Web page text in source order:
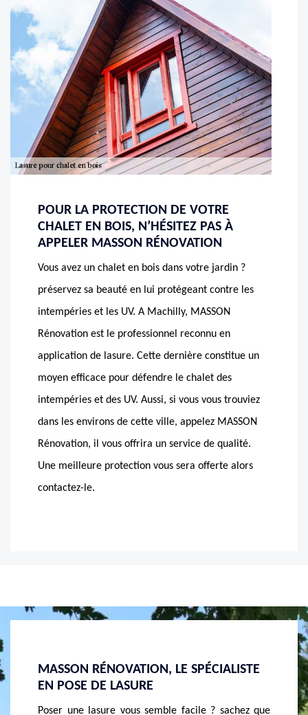
POUR LA PROTECTION DE VOTRE
CHALET EN BOIS, N’HÉSITEZ PAS À
APPELER MASSON RÉNOVATION
Vous avez un chalet en bois dans votre jardin ?
préservez sa beauté en lui protégeant contre les
intempéries et les UV. A Machilly, MASSON
Rénovation est le professionnel reconnu en
application de lasure. Cette dernière constitue un
moyen efficace pour défendre le chalet des
intempéries et des UV. Aussi, si vous vous trouviez
dans les environs de cette ville, appelez MASSON
Rénovation, il vous offrira un service de qualité.
Une meilleure protection vous sera offerte alors
contactez-le.
VOUS AVEZ UN CHALET EN BOIS ?
N’OUBLIE PAS D’APPLIQUER DE LA
LASURE
Vous